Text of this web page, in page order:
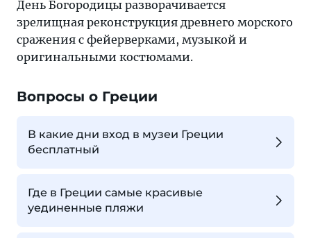
День Богородицы разворачивается
зрелищная реконструкция древнего морского
сражения с фейерверками, музыкой и
оригинальными костюмами.
Вопросы о Греции
В какие дни вход в музеи Греции
бесплатный
Где в Греции самые красивые
уединенные пляжи